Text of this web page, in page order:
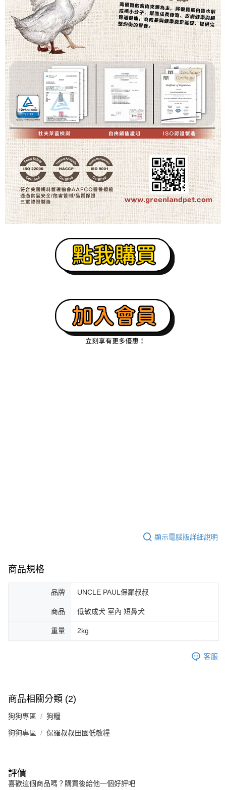
顯示電腦版詳細說明
商品規格
品牌 UNCLE PAUL保羅叔叔
商品 低敏成犬 室內 短鼻犬
重量 2kg
客服
商品相關分類 (2)
狗狗專區 狗糧
狗狗專區 保羅叔叔田園低敏糧
評價
喜歡這個商品嗎？購買後給他一個好評吧